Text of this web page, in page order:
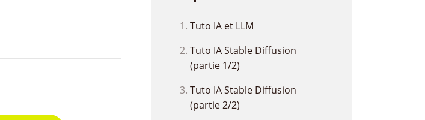
Tuto IA et LLM
Tuto IA Stable Diffusion
(partie 1/2)
Tuto IA Stable Diffusion
(partie 2/2)